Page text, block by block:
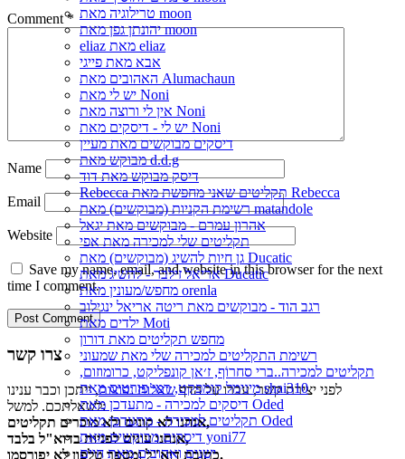
טרילוגיה מאת moon
יהונתן גפן מאת moon
eliaz מאת eliaz
אבא מאת פייגי
האהובים מאת Alumachaun
יש לי מאת Noni
אין לי ורוצה מאת Noni
יש לי - דיסקים מאת Noni
דיסקים מבוקשים מאת מעיין
מבוקש מאת d.d.g
דיסק מבוקש מאת דוד
Rebecca תקליטים שאני מחפשת מאת Rebecca
רשימת הקניות (מבוקשים) מאת matandole
אהרון עמרם - מבוקשים מאת יגאל
תקליטים שלי למכירה מאת אפי
גן חיות להשיג (מבוקשים) מאת Ducatic
אריאל זילבר - להשיג מאת Ducatic
מחפש/מעונין מאת orenla
רגב הוד - מבוקשים מאת ריטה אריאל ינגילוב
ילדים מאת Moti
מחפש תקליטים מאת דורון
רשימת התקליטים למכירה שלי מאת שמעוני
תקליטים למכירה..ברי סחרוֹף, ז׳אן קונפליקט, כרומוזום,
מינימל קומפקט, רמי פורטיס מאת shai310
דיסקים למכירה - מתעדכן מאת Oded
תקליטים למכירה - מתעדכן מאת Oded
דיסקים מבוקשים מאת yoni77
ישנים ואהובים מאת חיים
Comment*
Name
Email
Website
Save my name, email, and website in this browser for the next
time I comment.
צרו קשר
לפני יצירת קשר, עברו על הדףשאלות נפוצות, ייתכן וכבר ענינו
לשאלתכם. למשל:
אנחנו לא קונים ולא מוכרים תקליטים,
אנחנו עונים לפניות בדוא"ל בלבד,
כתובת דוא"ל ומספר טלפון לא יפורסמו.